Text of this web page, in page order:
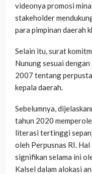
videonya promosi
stakeholder
para pimpinan daerah
Selain itu, surat
Nunung sesuai
2007 tentang
kepala daerah.
Sebelumnya,
tahun 2020
literasi tertinggi
oleh Perpusnas RI.
signifikan selama ini
Kalsel dalam alokasi